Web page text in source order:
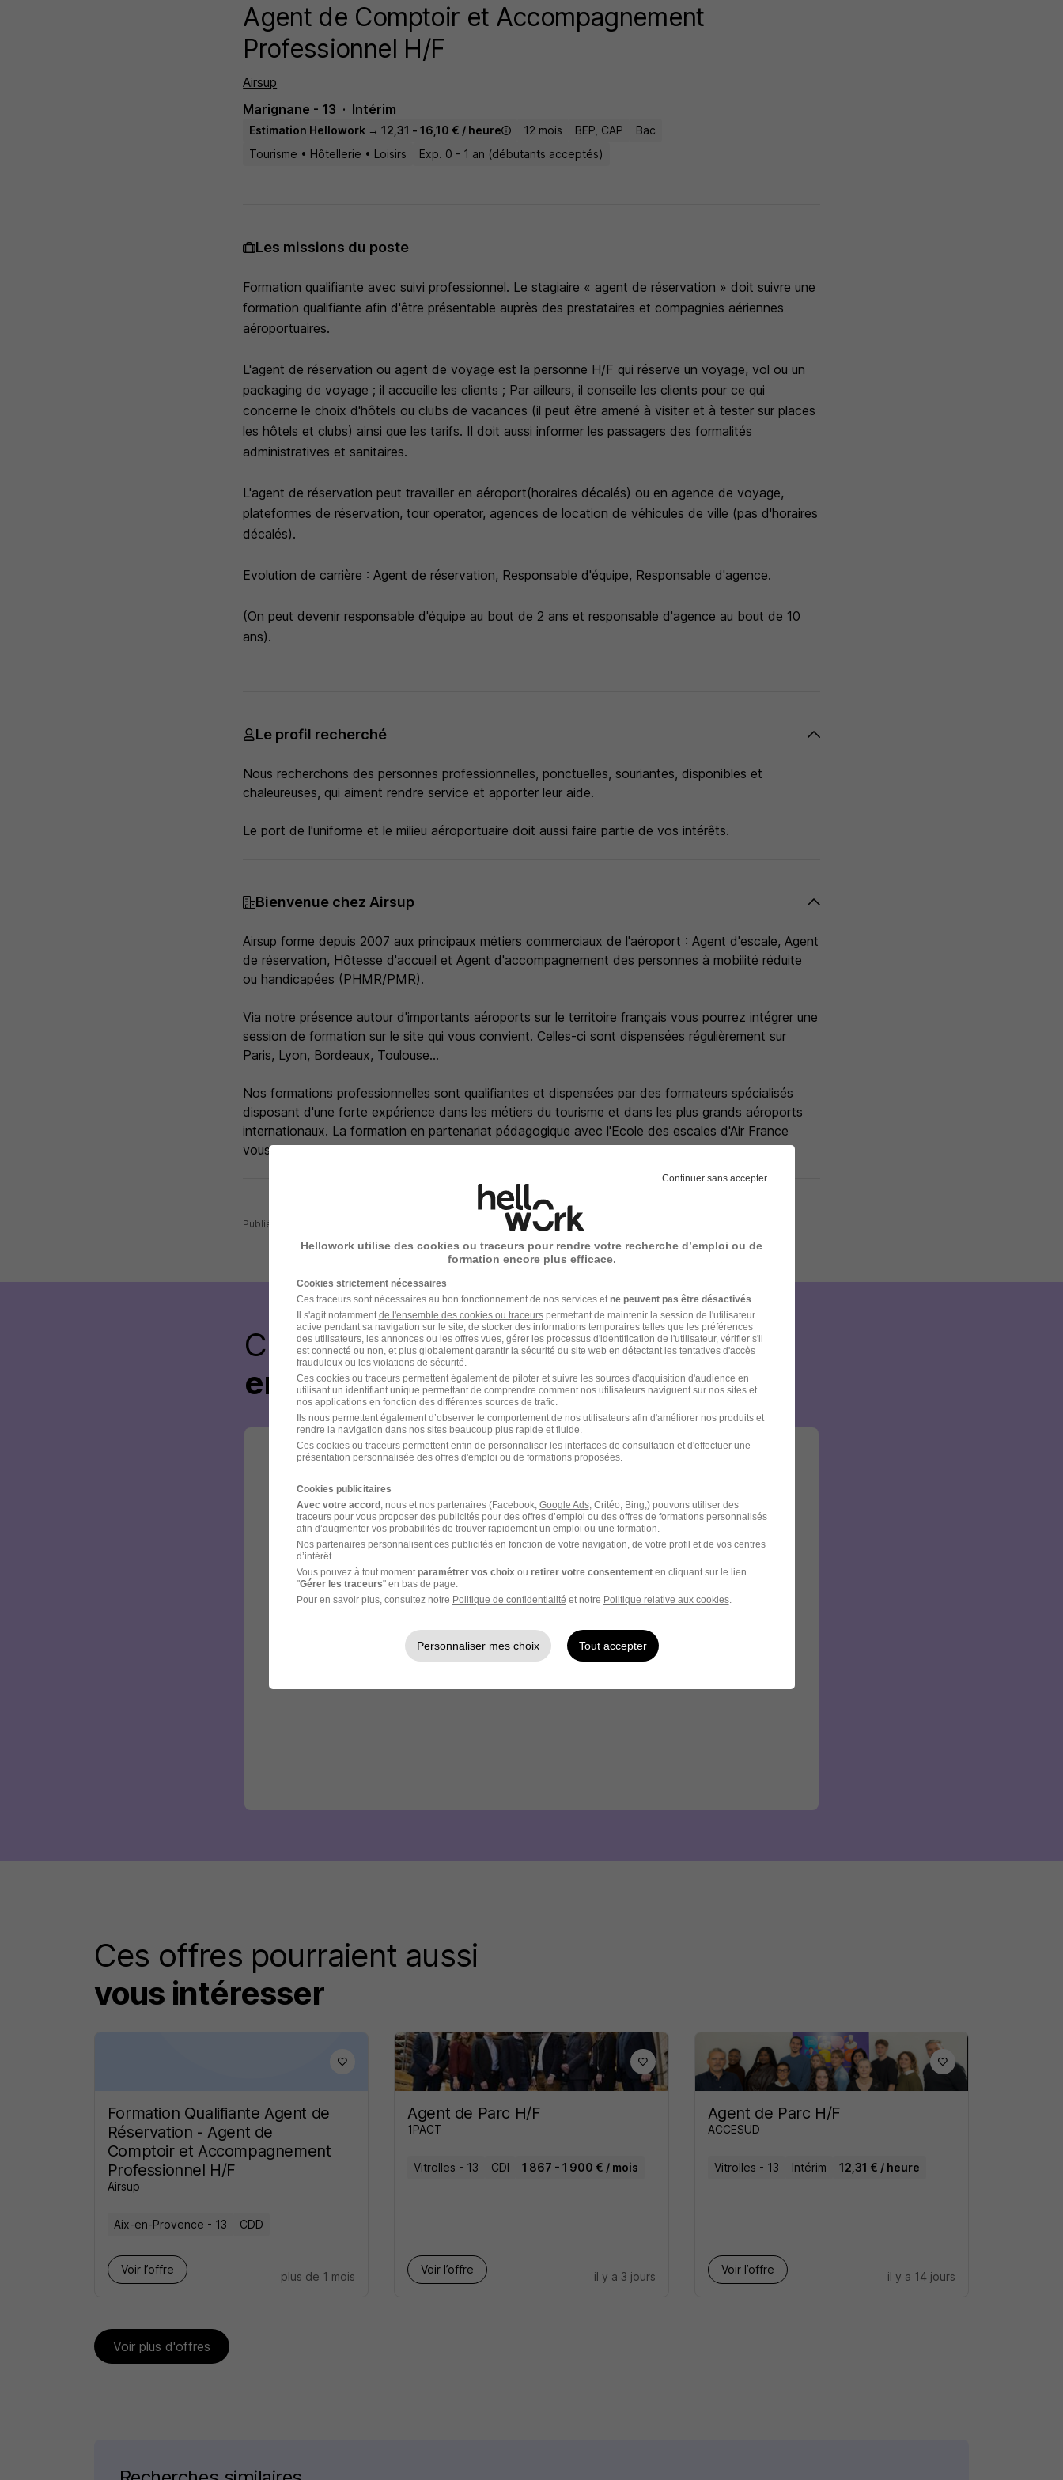
Agent de Comptoir et Accompagnement
Professionnel H/F
Airsup
Marignane - 13
Intérim
Estimation Hellowork → 12,31 - 16,10 € / heure 12 mois BEP, CAP
Bac
Tourisme • Hôtellerie • Loisirs
Exp. 0 - 1 an (débutants acceptés)
Les missions du poste
Formation qualifiante avec suivi professionnel. Le stagiaire « agent de réservation » doit suivre une
formation qualifiante afin d'être présentable auprès des prestataires et compagnies aériennes
aéroportuaires.
L'agent de réservation ou agent de voyage est la personne H/F qui réserve un voyage, vol ou un
packaging de voyage ; il accueille les clients ; Par ailleurs, il conseille les clients pour ce qui
concerne le choix d'hôtels ou clubs de vacances (il peut être amené à visiter et à tester sur places
les hôtels et clubs) ainsi que les tarifs. Il doit aussi informer les passagers des formalités
administratives et sanitaires.
L'agent de réservation peut travailler en aéroport(horaires décalés) ou en agence de voyage,
plateformes de réservation, tour operator, agences de location de véhicules de ville (pas d'horaires
décalés).
Evolution de carrière : Agent de réservation, Responsable d'équipe, Responsable d'agence.
(On peut devenir responsable d'équipe au bout de 2 ans et responsable d'agence au bout de 10
ans).
Le profil recherché
Nous recherchons des personnes professionnelles, ponctuelles, souriantes, disponibles et
chaleureuses, qui aiment rendre service et apporter leur aide.
Le port de l'uniforme et le milieu aéroportuaire doit aussi faire partie de vos intérêts.
Bienvenue chez Airsup
Airsup forme depuis 2007 aux principaux métiers commerciaux de l'aéroport : Agent d'escale, Agent
de réservation, Hôtesse d'accueil et Agent d'accompagnement des personnes à mobilité réduite
ou handicapées (PHMR/PMR).
Via notre présence autour d'importants aéroports sur le territoire français vous pourrez intégrer une
session de formation sur le site qui vous convient. Celles-ci sont dispensées régulièrement sur
Paris, Lyon, Bordeaux, Toulouse...
Nos formations professionnelles sont qualifiantes et dispensées par des formateurs spécialisés
disposant d'une forte expérience dans les métiers du tourisme et dans les plus grands aéroports
internationaux. La formation en partenariat pédagogique avec l'Ecole des escales d'Air France
vous permettra d'obtenir les qualifications requises sur ALTEA DC-CM.
Publiée le 07/08/2026 - Réf : 870445/19502734 FADRADC/69L
Créez votre compte Hellowork et
envoyez votre candidature !
Ces offres pourraient aussi
vous intéresser
Formation Qualifiante Agent de
Réservation - Agent de
Comptoir et Accompagnement
Professionnel H/F
Airsup
Aix-en-Provence - 13 CDD
Voir l’offre
plus de 1 mois
Agent de Parc H/F
1PACT
Vitrolles - 13 CDI 1 867 - 1 900 € / mois
Voir l’offre
il y a 3 jours
Agent de Parc H/F
ACCESUD
Vitrolles - 13 Intérim 12,31 € / heure
Voir l’offre
il y a 14 jours
Voir plus d'offres
Continuer sans accepter
Hellowork utilise des cookies ou traceurs pour rendre votre recherche d’emploi ou de
formation encore plus efficace.
Cookies strictement nécessaires
Ces traceurs sont nécessaires au bon fonctionnement de nos services et ne peuvent pas être désactivés
Il s'agit notamment de l'ensemble des cookies ou traceurspermettant de maintenir la session de l'utilisateur
active pendant sa navigation sur le site, de stocker des informations temporaires telles que les préférences
des utilisateurs, les annonces ou les offres vues, gérer les processus d'identification de l'utilisateur, vérifier s'il
est connecté ou non, et plus globalement garantir la sécurité du site web en détectant les tentatives d'accès
frauduleux ou les violations de sécurité.
Ces cookies ou traceurs permettent également de piloter et suivre les sources d'acquisition d'audience en
utilisant un identifiant unique permettant de comprendre comment nos utilisateurs naviguent sur nos sites et
nos applications en fonction des différentes sources de trafic.
Ils nous permettent également d’observer le comportement de nos utilisateurs afin d'améliorer nos produits et
rendre la navigation dans nos sites beaucoup plus rapide et fluide.
Ces cookies ou traceurs permettent enfin de personnaliser les interfaces de consultation et d'effectuer une
présentation personnalisée des offres d'emploi ou de formations proposées.
Cookies publicitaires
Avec votre accord, nous et nos partenaires (Facebook, Google Ads, Critéo, Bing,) pouvons utiliser des
traceurs pour vous proposer des publicités pour des offres d’emploi ou des offres de formations personnalisés
afin d’augmenter vos probabilités de trouver rapidement un emploi ou une formation.
Nos partenaires personnalisent ces publicités en fonction de votre navigation, de votre profil et de vos centres
d’intérêt.
Vous pouvez à tout moment paramétrer vos choix ou retirer votre consentementen cliquant sur le lien
"Gérer les traceurs" en bas de page.
Pour en savoir plus, consultez notre Politique de confidentialité et notre Politique relative aux cookies.
Personnaliser mes choix Tout accepter